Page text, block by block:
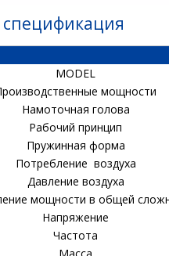
MODEL
мощности
Намоточная голова
Рабочий принцип
Пружинная форма
Потребление воздуха
Давление воздуха
мощности в общей
Напряжение
Частота